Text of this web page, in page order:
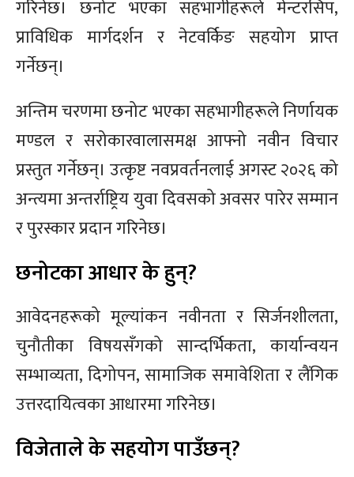
गरिनेछ। छनोट भएका सहभागीहरूले मेन्टरसिप,
प्राविधिक मार्गदर्शन र नेटवर्किङ सहयोग प्राप्त
गर्नेछन्।
अन्तिम चरणमा छनोट भएका सहभागीहरूले निर्णायक
मण्डल र सरोकारवालासमक्ष आफ्नो नवीन विचार
प्रस्तुत गर्नेछन्। उत्कृष्ट नवप्रवर्तनलाई अगस्ट २०२६ को
अन्त्यमा अन्तर्राष्ट्रिय युवा दिवसको अवसर पारेर सम्मान
र पुरस्कार प्रदान गरिनेछ।
छनोटका आधार के हुन्?
आवेदनहरूको मूल्यांकन नवीनता र सिर्जनशीलता,
चुनौतीका विषयसँगको सान्दर्भिकता, कार्यान्वयन
सम्भाव्यता, दिगोपन, सामाजिक समावेशिता र लैंगिक
उत्तरदायित्वका आधारमा गरिनेछ।
विजेताले के सहयोग पाउँछन्?